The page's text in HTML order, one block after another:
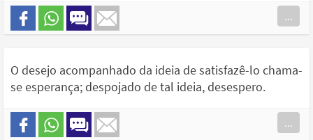
...
O desejo acompanhado da ideia de satisfazê-lo chama-
se esperança; despojado de tal ideia, desespero.
...